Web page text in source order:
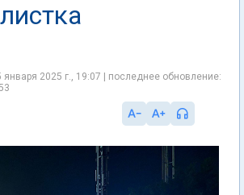
2025 г., 19:07 | последнее обновление: